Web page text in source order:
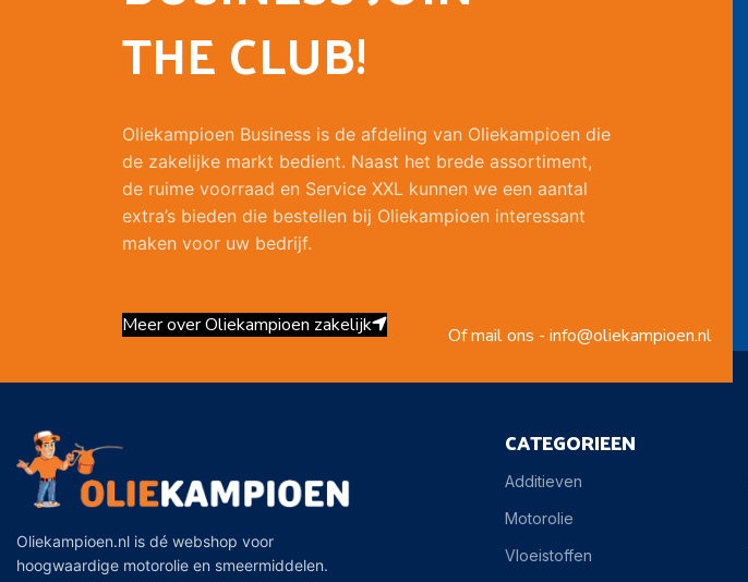
THE CLUB!
Oliekampioen Business is de afdeling van Oliekampioen die
de zakelijke markt bedient. Naast het brede assortiment,
de ruime voorraad en Service XXL kunnen we een aantal
extra’s bieden die bestellen bij Oliekampioen interessant
maken voor uw bedrijf.
Meer over Oliekampioen zakelijk Of mail ons - info@oliekampioen.nl
Oliekampioen.nl is dé webshop voor
hoogwaardige motorolie en smeermiddelen.
CATEGORIEEN
Additieven
Motorolie
Vloeistoffen